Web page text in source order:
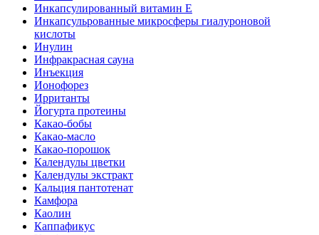
Инкапсулированный витамин Е
Инкапсульрованные микросферы гиалуроновой
кислоты
Инулин
Инфракрасная сауна
Инъекция
Ионофорез
Ирританты
Йогурта протеины
Какао-бобы
Какао-масло
Какао-порошок
Календулы цветки
Календулы экстракт
Кальция пантотенат
Камфора
Каолин
Каппафикус